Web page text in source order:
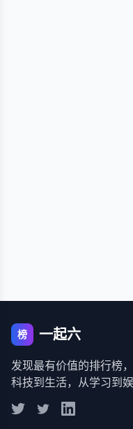
榜 一起六
发现最有价值的排行榜
科技到生活，从学习到